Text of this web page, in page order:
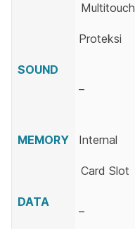
Multitouch
Proteksi
SOUND
–
MEMORY Internal
Card Slot
DATA
–